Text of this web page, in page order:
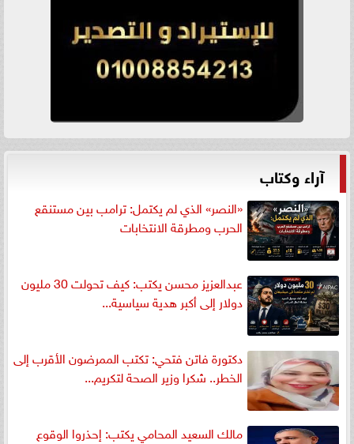
آراء وكتاب
«النصر» الذي لم يكتمل: ترامب بين مستنقع
الحرب ومطرقة الانتخابات
عبدالعزيز محسن يكتب: كيف تحولت 30 مليون
دولار إلى أكبر هدية سياسية...
دكتورة فاتن فتحي: تكتب الممرضون الأقرب إلى
الخطر.. شكرا وزير الصحة لتكريم...
مالك السعيد المحامي يكتب: إحذروا الوقوع